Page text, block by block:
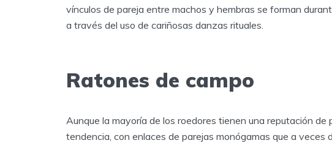
vínculos de pareja entre machos y hembras se forman
a través del uso de cariñosas danzas rituales.
Ratones de campo
Aunque la mayoría de los roedores tienen una reputación
tendencia, con enlaces de parejas monógamas que a veces